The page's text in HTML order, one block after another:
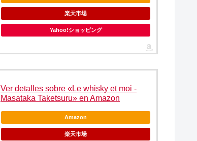
楽天市場
Yahoo!ショッピング
Ver detalles sobre «Le whisky et moi -
Masataka Taketsuru» en Amazon
Amazon
楽天市場